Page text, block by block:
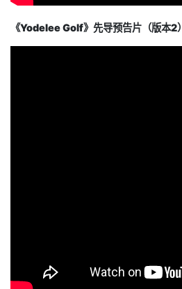
《Yodelee Golf》先导预告片（版本2）